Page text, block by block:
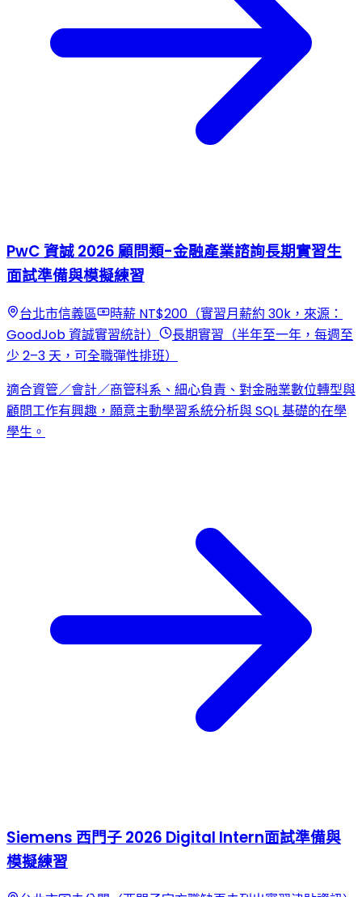
PwC 資誠 2026 顧問類-金融產業諮詢長期實習生
面試準備與模擬練習
台北市信義區
時薪 NT$200（實習月薪約 30k，來源：
GoodJob 資誠實習統計）
長期實習（半年至一年，每週至
少 2–3 天，可全職彈性排班）
適合資管／會計／商管科系、細心負責、對金融業數位轉型與
顧問工作有興趣，願意主動學習系統分析與 SQL 基礎的在學
學生。
Siemens 西門子 2026 Digital Intern面試準備與
模擬練習